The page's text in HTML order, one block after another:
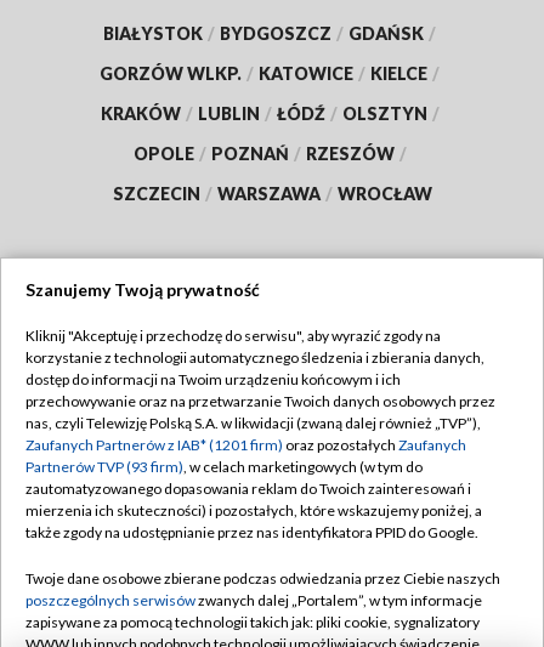
BIAŁYSTOK / BYDGOSZCZ / GDAŃSK /
GORZÓW WLKP. / KATOWICE / KIELCE /
KRAKÓW / LUBLIN / ŁÓDŹ / OLSZTYN /
OPOLE / POZNAŃ / RZESZÓW /
SZCZECIN / WARSZAWA / WROCŁAW
TVP
Abonament TVP
Emisja w TVP
Centrum informacji TVP
Naziemna Telewizja Cyfrowa
Rada Programowa
System NOS
Regulamin TVP
Polityka prywatności
Moje zgody
Pomoc
Kontakt
Szanujemy Twoją prywatność
Kliknij "Akceptuję i przechodzę do serwisu", aby wyrazić zgody na
korzystanie z technologii automatycznego śledzenia i zbierania danych,
dostęp do informacji na Twoim urządzeniu końcowym i ich
przechowywanie oraz na przetwarzanie Twoich danych osobowych przez
nas, czyli Telewizję Polską S.A. w likwidacji (zwaną dalej również „TVP”),
Zaufanych Partnerów z IAB* (1201 firm) oraz pozostałych Zaufanych
Partnerów TVP (93 firm), w celach marketingowych (w tym do
zautomatyzowanego dopasowania reklam do Twoich zainteresowań i
mierzenia ich skuteczności) i pozostałych, które wskazujemy poniżej, a
także zgody na udostępnianie przez nas identyfikatora PPID do Google.
Twoje dane osobowe zbierane podczas odwiedzania przez Ciebie naszych
poszczególnych serwisówzwanych dalej „Portalem”, w tym informacje
zapisywane za pomocą technologii takich jak: pliki cookie, sygnalizatory